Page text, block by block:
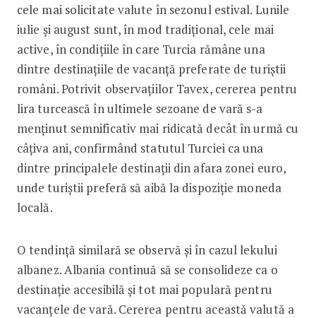
cele mai solicitate valute în sezonul estival. Lunile
iulie și august sunt, în mod tradițional, cele mai
active, în condițiile în care Turcia rămâne una
dintre destinațiile de vacanță preferate de turiștii
români. Potrivit observațiilor Tavex, cererea pentru
lira turcească în ultimele sezoane de vară s-a
menținut semnificativ mai ridicată decât în urmă cu
câțiva ani, confirmând statutul Turciei ca una
dintre principalele destinații din afara zonei euro,
unde turiștii preferă să aibă la dispoziție moneda
locală.
O tendință similară se observă și în cazul lekului
albanez. Albania continuă să se consolideze ca o
destinație accesibilă și tot mai populară pentru
vacanțele de vară. Cererea pentru această valută a